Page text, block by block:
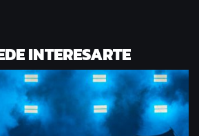
INTERESARTE